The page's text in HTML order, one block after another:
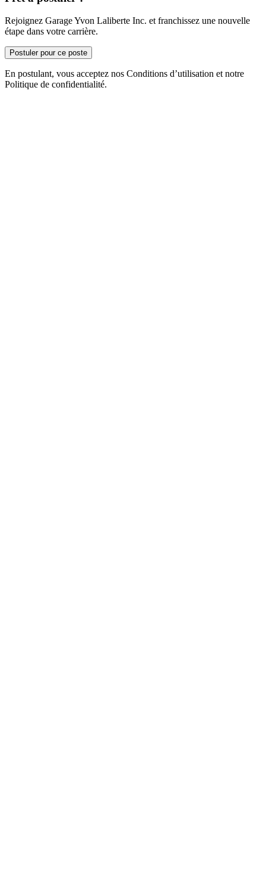
Rejoignez Garage Yvon Laliberte Inc. et franchissez une nouvelle
étape dans votre carrière.
Postuler pour ce poste
En postulant, vous acceptez nos Conditions d’utilisation et notre
Politique de confidentialité.